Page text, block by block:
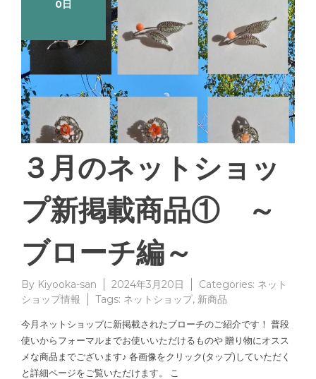
0日
３月のネットショッ
プ新掲載商品① ～
ブローチ編～
By Kiyooka-san 2024年3月20日 Categories: ネット
ショップ情報
Tags: ネットショップ, 新商品
今月ネットショップに新掲載されたブローチのご紹介です！ 普段
使いからフォーマルまでお使いいただけるものや 贈り物にオスス
メな商品までございます♪ 各画像をクリック(タップ)していただく
と詳細ページをご覧いただけます。 こ